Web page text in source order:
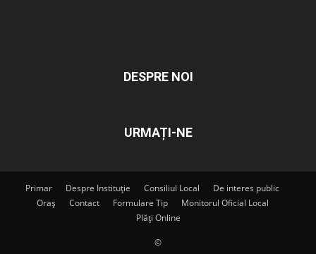
DESPRE NOI
URMAȚI-NE
Primar Despre Instituție Consiliul Local
De interes public
Oraș
Contact Formulare Tip
Monitorul Oficial Local
Plăți Online
©